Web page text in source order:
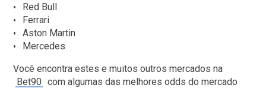
Red Bull
Ferrari
Aston Martin
Mercedes
Você encontra estes e muitos outros mercados na
Bet90 com algumas das melhores odds do mercado